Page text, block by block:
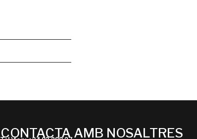
CONTACTA AMB NOSALTRES